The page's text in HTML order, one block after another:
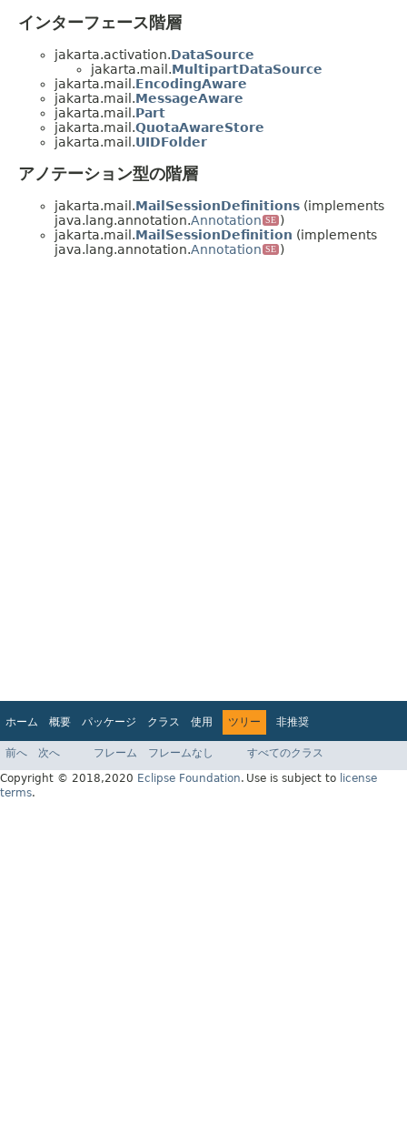
インターフェース階層
jakarta.activation.DataSource
jakarta.mail.MultipartDataSource
jakarta.mail.EncodingAware
jakarta.mail.MessageAware
jakarta.mail.Part
jakarta.mail.QuotaAwareStore
jakarta.mail.UIDFolder
アノテーション型の階層
jakarta.mail.MailSessionDefinitions (implements
java.lang.annotation.Annotation SE )
jakarta.mail.MailSessionDefinition (implements
java.lang.annotation.Annotation SE )
ホーム 概要 パッケージ クラス 使用 ツリー
非推奨
インデックス
ヘルプ
Jakarta EE Platform API v9.0.0
前へ 次へ フレーム フレームなし
すべてのクラス
Copyright © 2018,2020 Eclipse Foundation. Use is subject to license
terms.